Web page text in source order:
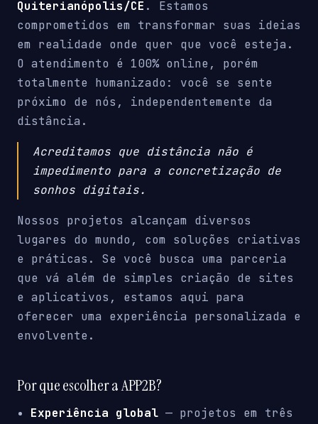
Quiterianópolis/CE . Estamos
comprometidos em transformar suas ideias
em realidade onde quer que você esteja.
O atendimento é 100% online, porém
totalmente humanizado: você se sente
próximo de nós, independentemente da
distância.
Acreditamos que distância não é
impedimento para a concretização de
sonhos digitais.
Nossos projetos alcançam diversos
lugares do mundo, com soluções criativas
e práticas. Se você busca uma parceria
que vá além de simples criação de sites
e aplicativos, estamos aqui para
oferecer uma experiência personalizada e
envolvente.
Por que escolher a APP2B?
Experiência global — projetos em três